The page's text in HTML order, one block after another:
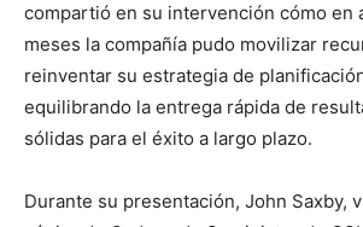
compartió en su intervención cómo en
meses la compañía pudo movilizar
reinventar su estrategia de
equilibrando la entrega rápida de
sólidas para el éxito a largo plazo.
Durante su presentación, John Saxby,